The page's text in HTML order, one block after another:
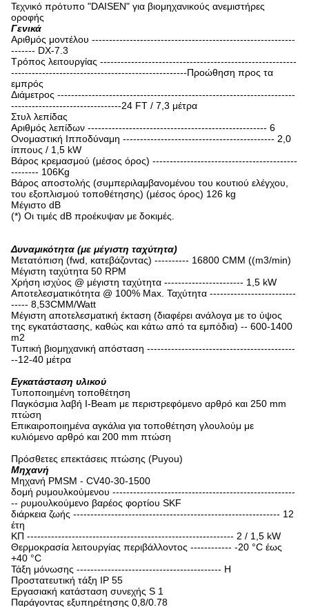
Τεχνικό πρότυπο "DAISEN" για βιομηχανικούς ανεμιστήρες
οροφής
Γενικά
Αριθμός μοντέλου -----------------------------------------------------------
------- DX-7.3
Τρόπος λειτουργίας ---------------------------------------------------------
---------------------------------------------------Προώθηση προς τα
εμπρός
Διάμετρος ---------------------------------------------------------------------
--------------------------------24 FT / 7,3 μέτρα
Στυλ λεπίδας
Αριθμός λεπίδων ---------------------------------------------------- 6
Ονομαστική Ιπποδύναμη -------------------------------------------- 2,0
ίππους / 1,5 kW
Βάρος κρεμασμού (μέσος όρος) ------------------------------------------
-------- 106Kg
Βάρος αποστολής (συμπεριλαμβανομένου του κουτιού ελέγχου,
του εξοπλισμού τοποθέτησης) (μέσος όρος) 126 kg
Μέγιστο dB
(*) Οι τιμές dB προέκυψαν με δοκιμές.
Δυναμικότητα (με μέγιστη ταχύτητα)
Μετατόπιση (fwd, κατεβάζοντας) ---------- 16800 CMM ((m3/min)
Μέγιστη ταχύτητα 50 RPM
Χρήση ισχύος @ μέγιστη ταχύτητα ----------------------- 1,5 kW
Αποτελεσματικότητα @ 100% Max. Ταχύτητα -------------------------
----- 8,53CMM/Watt
Μέγιστη αποτελεσματική έκταση (διαφέρει ανάλογα με το ύψος
της εγκατάστασης, καθώς και κάτω από τα εμπόδια) -- 600-1400
m2
Τυπική βιομηχανική απόσταση -------------------------------------------
--12-40 μέτρα
Εγκατάσταση υλικού
Τυποποιημένη τοποθέτηση
Παγκόσμια λαβή I-Beam με περιστρεφόμενο αρθρό και 250 mm
πτώση
Επικαιροποιημένα αγκάλια για τοποθέτηση γλουλούμ με
κυλιόμενο αρθρό και 200 mm πτώση
Πρόσθετες επεκτάσεις πτώσης (Puyou)
Μηχανή
Μηχανή PMSM - CV40-30-1500
δομή ρυμουλκούμενου -----------------------------------------------------
-- ρυμουλκούμενο βαρέος φορτίου SKF
διάρκεια ζωής ------------------------------------------------------------ 12
έτη
ΚΠ ------------------------------------------------------------ 2 / 1,5 kW
Θερμοκρασία λειτουργίας περιβάλλοντος ------------ -20 °C έως
+40 °C
Τάξη μόνωσης ------------------------------------------ H
Προστατευτική τάξη IP 55
Εργασιακή κατάσταση συνεχής S 1
Παράγοντας εξυπηρέτησης 0,8/0.78